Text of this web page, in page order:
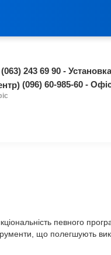
(063) 243 69 90 -
(096) 60-985-60 -
Топ
певного
що полегшують